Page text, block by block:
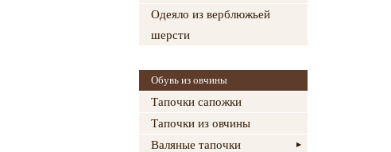
Одеяло из верблюжьей
шерсти
Обувь из овчины
Тапочки сапожки
Тапочки из овчины
Валяные тапочки